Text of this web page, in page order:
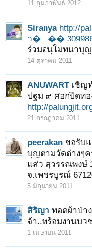
11 กุมภาพันธ์ 2012
Siranya http://
ว
ร่วมอนุโมทนาบุ
14 ตุลาคม 2011
ANUWART เชิญ
ปฐม ๙ ศอกปิดทอ
http://
21 กรกฎาคม 2011
peerakan ขอรับ
บุญตามวัดต่างๆค
แส่ว สุวรรณพงษ์
จ.เพชรบูรณ์
5 มิถุนายน 2011
สิริญา ทอดผ้าป่า
จ้า..พร้อมงานบว
1 เมษายน 2011